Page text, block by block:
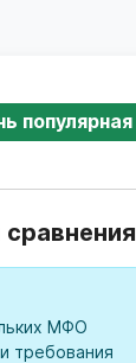
популярная
МФО
требования